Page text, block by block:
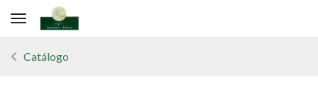
Toggle navigation
Catálogo